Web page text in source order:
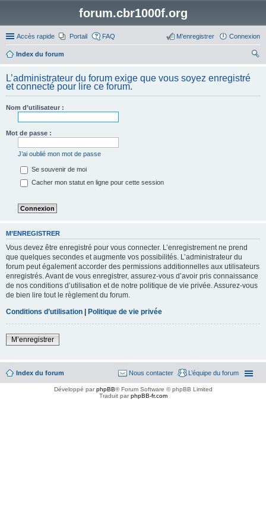
forum.cbr1000f.org
Accès rapide Portail FAQ Connexion
M’enregistrer
Index du forum
ch
L’administrateur du forum exige que vous soyez enregistré
et connecté pour lire ce forum.
Nom d’utilisateur :
Mot de passe :
J’ai oublié mon mot de passe
Se souvenir de moi
Cacher mon statut en ligne pour cette session
M’ENREGISTRER
Vous devez être enregistré pour vous connecter. L’enregistrement ne prend
que quelques secondes et augmente vos possibilités. L’administrateur du
forum peut également accorder des permissions additionnelles aux utilisateurs
enregistrés. Avant de vous enregistrer, assurez-vous d’avoir pris connaissance
de nos conditions d’utilisation et de notre politique de vie privée. Assurez-vous
de bien lire tout le règlement du forum.
Conditions d’utilisation | Politique de vie privée
M’enregistrer
Index du forum L’équipe du forum
Nous contacter
Développé parphpBB® Forum Software © phpBB Limited
Traduit parphpBB-fr.com